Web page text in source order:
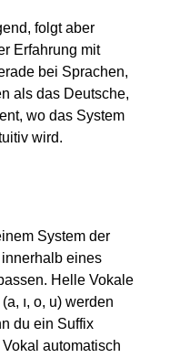
folgt aber
Erfahrung mit
bei Sprachen,
als das Deutsche,
wo das System
wird.
System der
eines
Helle Vokale
ı, o, u) werden
du ein Suffix
automatisch